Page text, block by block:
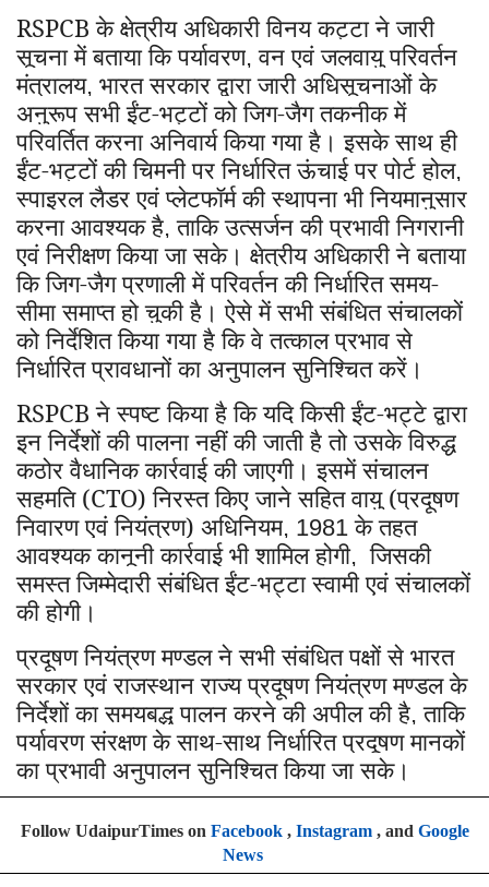
RSPCB के क्षेत्रीय अधिकारी विनय कट्टा ने जारी
सूचना में बताया कि पर्यावरण,वन एवं जलवायु परिवर्तन
मंत्रालय, भारत सरकार द्वारा जारी अधिसूचनाओं के
अनुरूप सभी ईंट-भट्टों को जिग-जैग तकनीक में
परिवर्तित करना अनिवार्य किया गया है। इसके साथ ही
ईंट-भट्टों की चिमनी पर निर्धारित ऊंचाई पर पोर्ट होल,
स्पाइरल लैडर एवं प्लेटफॉर्म की स्थापना भी नियमानुसार
करना आवश्यक है,ताकि उत्सर्जन की प्रभावी निगरानी
एवं निरीक्षण किया जा सके। क्षेत्रीय अधिकारी ने बताया
कि जिग-जैग प्रणाली में परिवर्तन की निर्धारित समय-
सीमा समाप्त हो चुकी है। ऐसे में सभी संबंधित संचालकों
को निर्देशित किया गया है कि वे तत्काल प्रभाव से
निर्धारित प्रावधानों का अनुपालन सुनिश्चित करें।
RSPCB ने स्पष्ट किया है कि यदि किसी ईंट-भट्टे द्वारा
इन निर्देशों की पालना नहीं की जाती है तो उसके विरुद्ध
कठोर वैधानिक कार्रवाई की जाएगी। इसमें संचालन
सहमति (CTO) निरस्त किए जाने सहित वायु (प्रदूषण
निवारण एवं नियंत्रण) अधिनियम, 1981के तहत
आवश्यक कानूनी कार्रवाई भी शामिल होगी,जिसकी
समस्त जिम्मेदारी संबंधित ईंट-भट्टा स्वामी एवं संचालकों
की होगी।
प्रदूषण नियंत्रण मण्डल ने सभी संबंधित पक्षों से भारत
सरकार एवं राजस्थान राज्य प्रदूषण नियंत्रण मण्डल के
निर्देशों का समयबद्ध पालन करने की अपील की है,ताकि
पर्यावरण संरक्षण के साथ-साथ निर्धारित प्रदूषण मानकों
का प्रभावी अनुपालन सुनिश्चित किया जा सके।
Follow UdaipurTimes on Facebook, Instagram, and Google
News